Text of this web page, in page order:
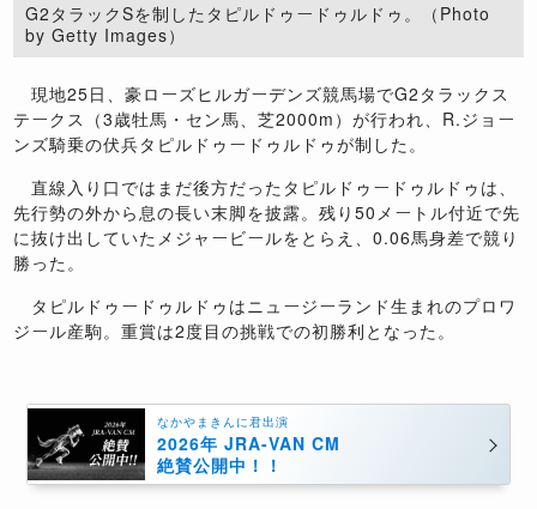
G2タラックSを制したタピルドゥードゥルドゥ。（Photo
by Getty Images）
現地25日、豪ローズヒルガーデンズ競馬場でG2タラックス
テークス（3歳牡馬・セン馬、芝2000m）が行われ、R.ジョー
ンズ騎乗の伏兵タピルドゥードゥルドゥが制した。
直線入り口ではまだ後方だったタピルドゥードゥルドゥは、
先行勢の外から息の長い末脚を披露。残り50メートル付近で先
に抜け出していたメジャービールをとらえ、0.06馬身差で競り
勝った。
タピルドゥードゥルドゥはニュージーランド生まれのプロワ
ジール産駒。重賞は2度目の挑戦での初勝利となった。
なかやまきんに君出演
2026年 JRA-VAN CM
絶賛公開中！！